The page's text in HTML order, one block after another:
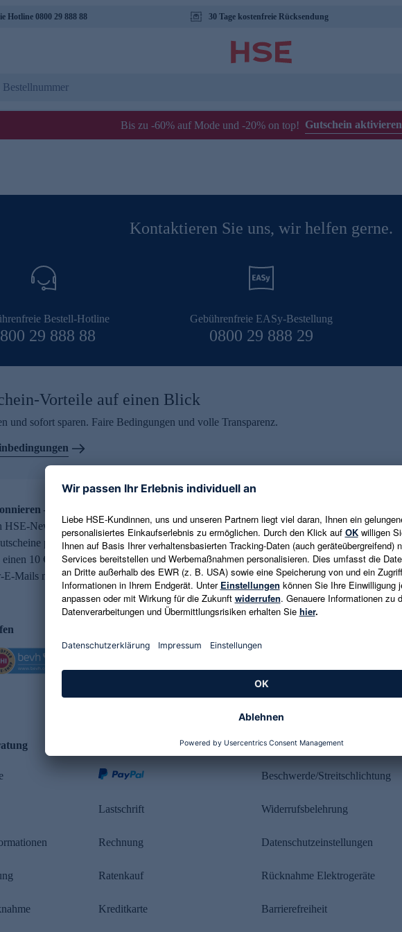
Hotline 0800 29 888 88 30 Tage kostenfreie Rücksendung
Bis zu -60% auf Mode und -20% on top! Gutschein aktivieren
Kontaktieren Sie uns, wir helfen gerne.
Bestell-Hotline
29 888 88
Gebührenfreie EASy-Bestellung
0800 29 888 29
Vorteile auf einen Blick
und sofort sparen. Faire Bedingungen und volle Transparenz.
– 10 € Gutschein erhalten
HSE-Newsletter abonnieren und aktuelle Trends,
per E-Mail erhalten. Als Dankeschön
einen 10 € Gutschein. Eine Abmeldung ist jederzeit in
E-Mails möglich.
E-Mail-Adresse eingeben
Es gelten die Datenschutzrichtlinien
Lastschrift
Rechnung
Ratenkauf
Kreditkarte
Rechtliches
Beschwerde/Streitschlichtung
Widerrufsbelehrung
Datenschutzeinstellungen
Rücknahme Elektrogeräte
Barrierefreiheit